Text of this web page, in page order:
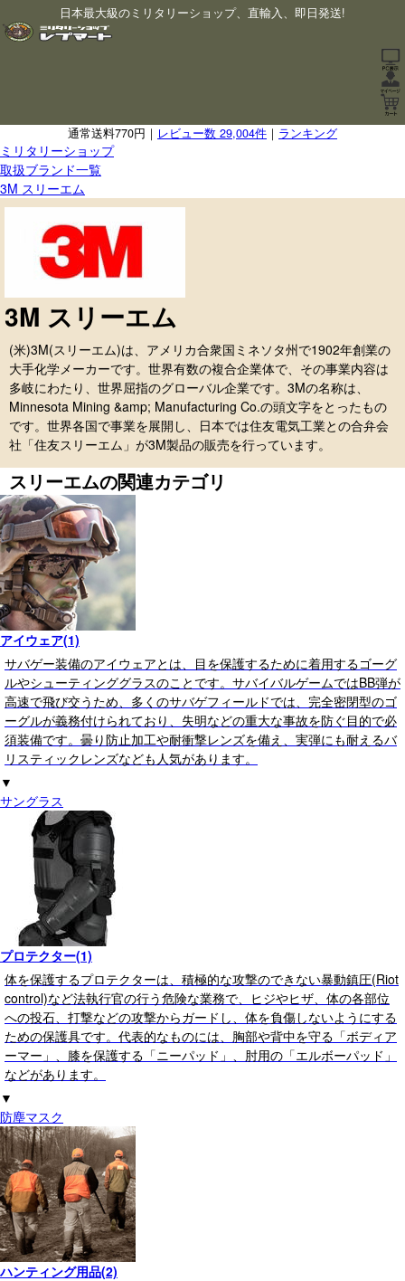
日本最大級のミリタリーショップ、直輸入、即日発送!
通常送料770円｜ レビュー数 29,004件 ｜ ランキング
ミリタリーショップ
取扱ブランド一覧
3M スリーエム
3M スリーエム
(米)3M(スリーエム)は、アメリカ合衆国ミネソタ州で1902年創業の
大手化学メーカーです。世界有数の複合企業体で、その事業内容は
多岐にわたり、世界屈指のグローバル企業です。3Mの名称は、
Minnesota Mining &amp; Manufacturing Co.の頭文字をとったもの
です。世界各国で事業を展開し、日本では住友電気工業との合弁会
社「住友スリーエム」が3M製品の販売を行っています。
スリーエムの関連カテゴリ
アイウェア(1)
サバゲー装備のアイウェアとは、目を保護するために着用するゴーグ
ルやシューティンググラスのことです。サバイバルゲームではBB弾が
高速で飛び交うため、多くのサバゲフィールドでは、完全密閉型のゴ
ーグルが義務付けられており、失明などの重大な事故を防ぐ目的で必
須装備です。曇り防止加工や耐衝撃レンズを備え、実弾にも耐えるバ
リスティックレンズなども人気があります。
▼
サングラス
プロテクター(1)
体を保護するプロテクターは、積極的な攻撃のできない暴動鎮圧(Riot
control)など法執行官の行う危険な業務で、ヒジやヒザ、体の各部位
への投石、打撃などの攻撃からガードし、体を負傷しないようにする
ための保護具です。代表的なものには、胸部や背中を守る「ボディア
ーマー」、膝を保護する「ニーパッド」、肘用の「エルボーパッド」
などがあります。
▼
防塵マスク
ハンティング用品(2)